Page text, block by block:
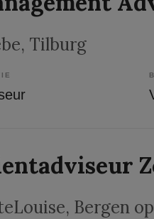
, Tilburg
, Bergen